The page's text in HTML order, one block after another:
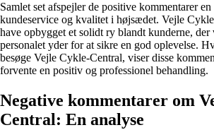
Samlet set afspejler de positive kommentarer
kundeservice og kvalitet i højsædet. Vejle
have opbygget et solidt ry blandt kunderne,
personalet yder for at sikre en god oplevelse.
besøge Vejle Cykle-Central, viser disse
forvente en positiv og professionel behandling.
Negative kommentarer om
Central: En analyse